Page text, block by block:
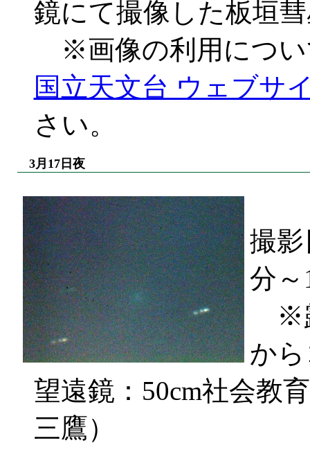
鏡にて撮像した板垣
※画像の利用につい
国立天文台 ウェブサ
さい。
3月17日夜
撮影
分～
※
か
望遠鏡：50cm社会教
三鷹）